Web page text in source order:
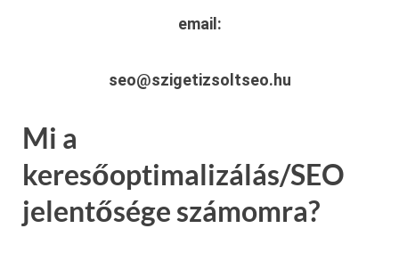
email:
seo@szigetizsoltseo.hu
Mi a
keresőoptimalizálás/SEO
jelentősége számomra?